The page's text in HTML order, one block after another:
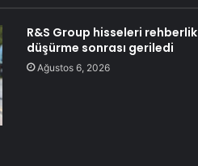
R&S Group hisseleri rehberlik
düşürme sonrası geriledi
Ağustos 6, 2026